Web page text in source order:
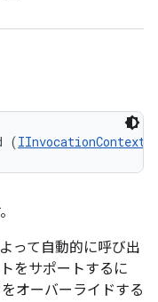
(IInvocationContext
って自動的に呼び出
をサポートするに
オーバーライドする